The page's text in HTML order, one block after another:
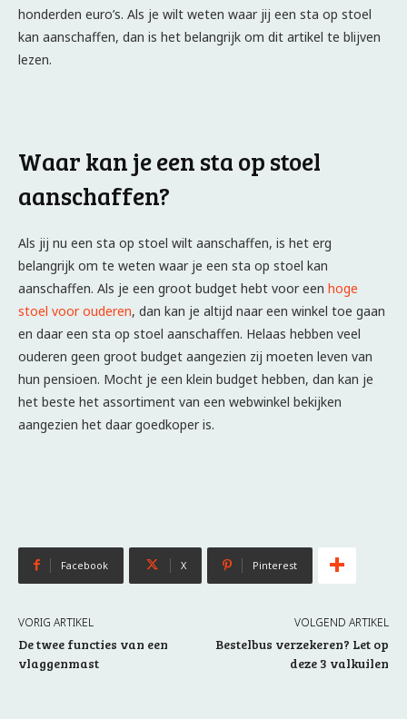
honderden euro’s. Als je wilt weten waar jij een sta op stoel
kan aanschaffen, dan is het belangrijk om dit artikel te blijven
lezen.
Waar kan je een sta op stoel
aanschaffen?
Als jij nu een sta op stoel wilt aanschaffen, is het erg
belangrijk om te weten waar je een sta op stoel kan
aanschaffen. Als je een groot budget hebt voor een hoge
stoel voor ouderen, dan kan je altijd naar een winkel toe gaan
en daar een sta op stoel aanschaffen. Helaas hebben veel
ouderen geen groot budget aangezien zij moeten leven van
hun pensioen. Mocht je een klein budget hebben, dan kan je
het beste het assortiment van een webwinkel bekijken
aangezien het daar goedkoper is.
Facebook X Pinterest
VORIG ARTIKEL
De twee functies van een
vlaggenmast
VOLGEND ARTIKEL
Bestelbus verzekeren? Let op
deze 3 valkuilen